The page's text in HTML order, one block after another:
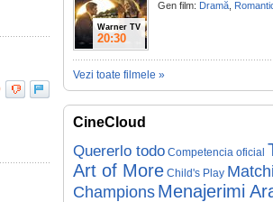
Warner TV
20:30
Gen film: Dramă
Vezi toate filmele »
CineCloud
Quererlo todo Competencia oficial
Art of More Child's Play
ChampionsMenajerimi